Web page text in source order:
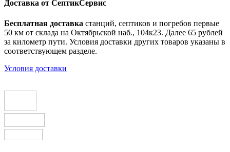
Доставка от СептикСервис
Бесплатная доставка станций, септиков и погребов первые
50 км от склада на Октябрьской наб., 104к23. Далее 65 рублей
за километр пути. Условия доставки других товаров указаны в
соответствующем разделе.
Условия доставки